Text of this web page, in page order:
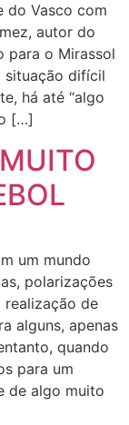
do Vasco com
autor do
para o Mirassol
situação difícil
há até “algo
[…]
um mundo
polarizações
realização de
alguns, apenas
quando
para um
de algo muito